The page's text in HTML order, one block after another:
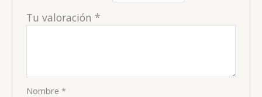
Tu valoración *
Nombre*